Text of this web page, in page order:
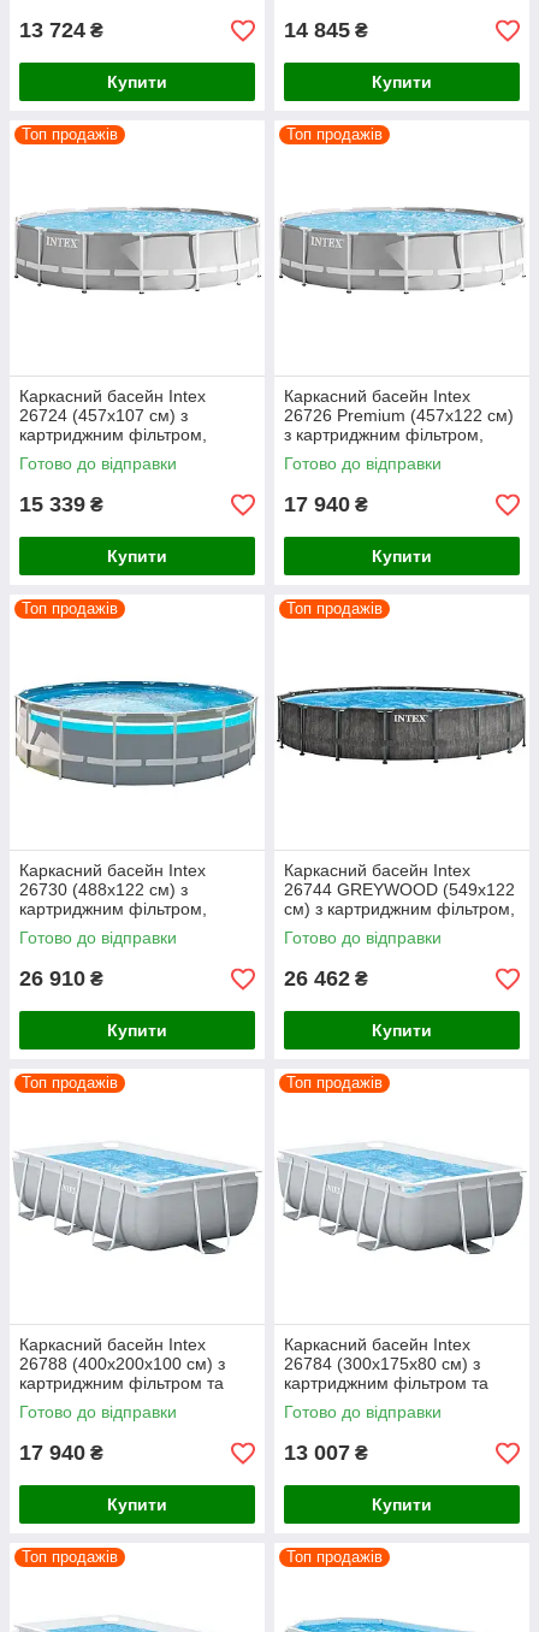
13 724 ₴
Купити
14 845 ₴
Купити
Топ продажів
Каркасний басейн Intex
26724 (457х107 см) з
картриджним фільтром,
драбиною та тентом
Готово до відправки
15 339 ₴
Купити
Топ продажів
Каркасний басейн Intex
26726 Premium (457х122 см)
з картриджним фільтром,
драбиною та тентом
Готово до відправки
17 940 ₴
Купити
Топ продажів
Каркасний басейн Intex
26730 (488х122 см) з
картриджним фільтром,
драбиною та тентом
Готово до відправки
26 910 ₴
Купити
Топ продажів
Каркасний басейн Intex
26744 GREYWOOD (549х122
см) з картриджним фільтром,
драбиною та тентом
Готово до відправки
26 462 ₴
Купити
Топ продажів
Каркасний басейн Intex
26788 (400х200х100 см) з
картриджним фільтром та
драбиною
Готово до відправки
17 940 ₴
Купити
Топ продажів
Каркасний басейн Intex
26784 (300х175х80 см) з
картриджним фільтром та
драбиною
Готово до відправки
13 007 ₴
Купити
Топ продажів Топ продажів